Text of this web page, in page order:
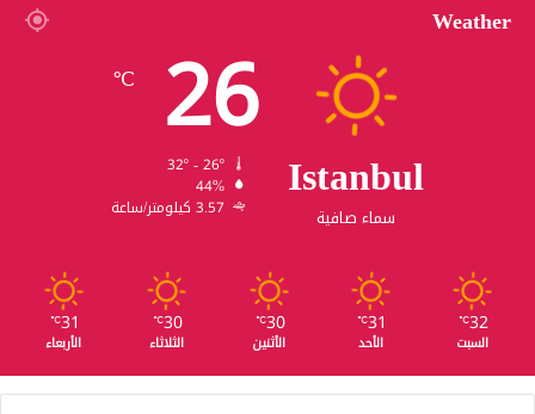
Weather
Istanbul
سماء صافية
26
℃
44%
3.57 كيلومتر/ساعة
32
℃
السبت
31
℃
الأحد
30
℃
الأثنين
30
℃
الثلاثاء
31
℃
الأربعاء